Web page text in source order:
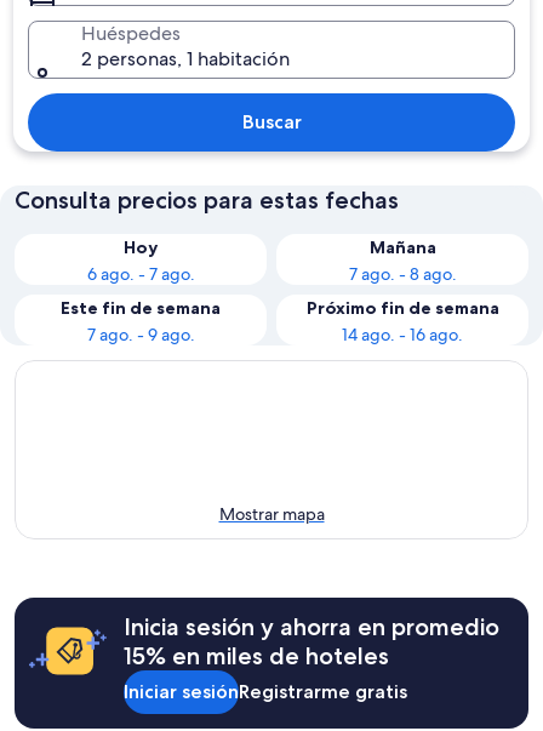
Huéspedes
2 personas, 1 habitación
Buscar
Consulta precios para estas fechas
Hoy
6 ago. - 7 ago.
Mañana
7 ago. - 8 ago.
Este fin de semana
7 ago. - 9 ago.
Próximo fin de semana
14 ago. - 16 ago.
Mostrar mapa
Inicia sesión y ahorra en promedio
15% en miles de hoteles
Iniciar sesiónRegistrarme gratis